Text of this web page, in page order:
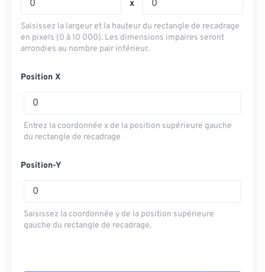
x
Saisissez la largeur et la hauteur du rectangle de recadrage
en pixels (0 à 10 000). Les dimensions impaires seront
arrondies au nombre pair inférieur.
Position X
Entrez la coordonnée x de la position supérieure gauche
du rectangle de recadrage
Position-Y
Saisissez la coordonnée y de la position supérieure
gauche du rectangle de recadrage.